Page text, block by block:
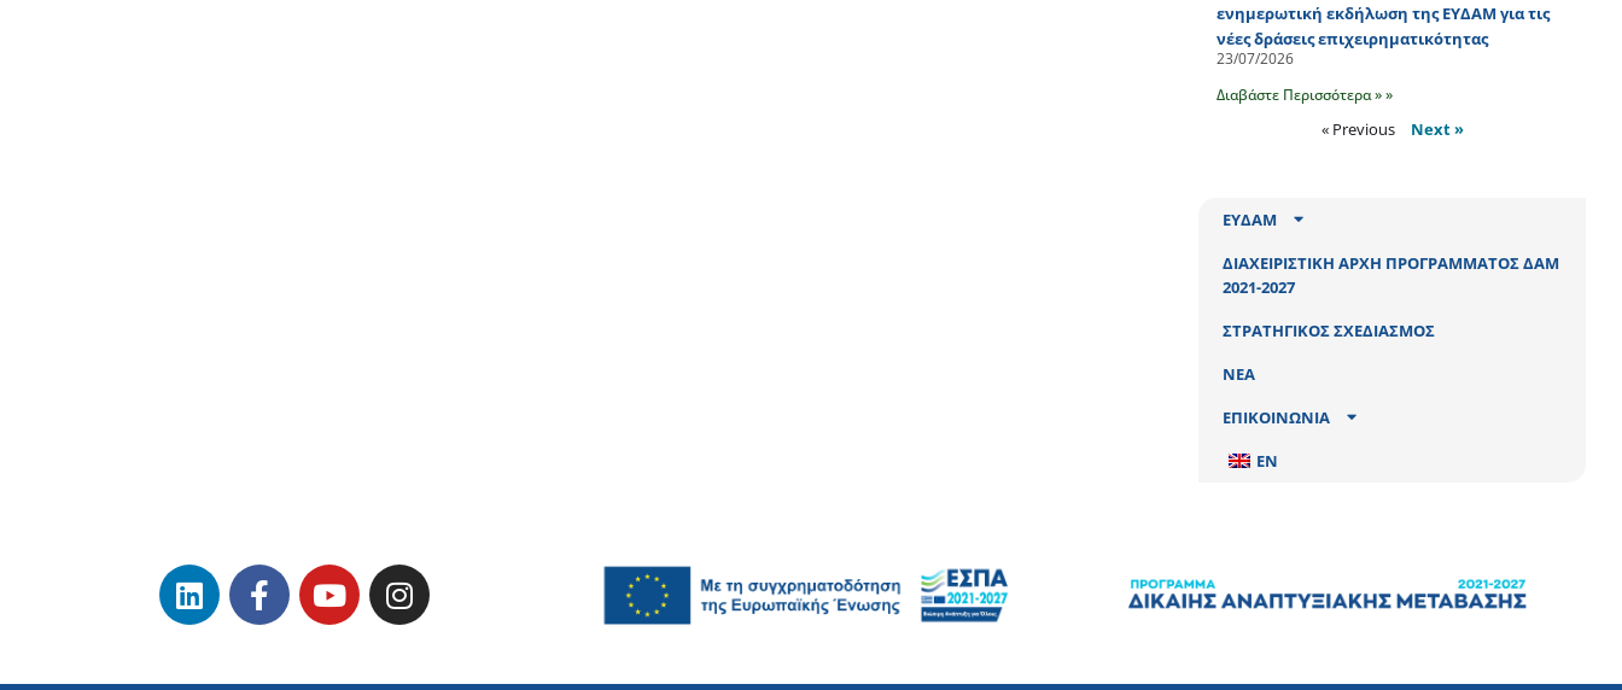
ενημερωτική εκδήλωση της ΕΥΔΑΜ για τις
νέες δράσεις επιχειρηματικότητας
23/07/2026
Διαβάστε Περισσότερα » »
« Previous Next »
ΕΥΔΑΜ
ΔΙΑΧΕΙΡΙΣΤΙΚΗ ΑΡΧΗ ΠΡΟΓΡΑΜΜΑΤΟΣ ΔΑΜ
2021-2027
ΣΤΡΑΤΗΓΙΚΟΣ ΣΧΕΔΙΑΣΜΟΣ
ΝΕΑ
ΕΠΙΚΟΙΝΩΝΙΑ
EN